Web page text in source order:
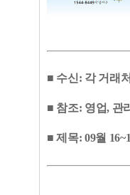
■ 수신: 각 거래
■ 참조: 영업, 관
■ 제목: 09월